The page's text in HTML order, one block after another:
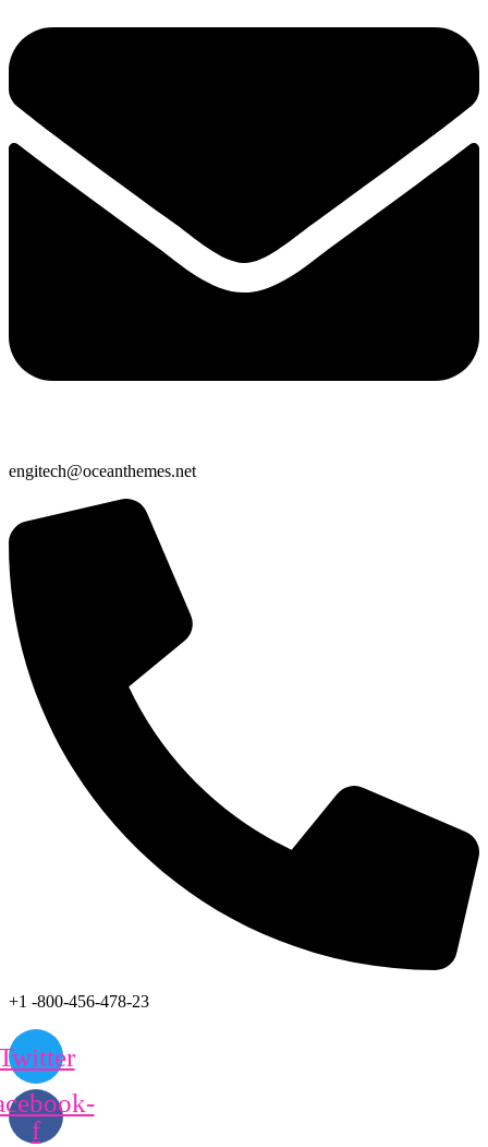
engitech@oceanthemes.net
+1 -800-456-478-23
f